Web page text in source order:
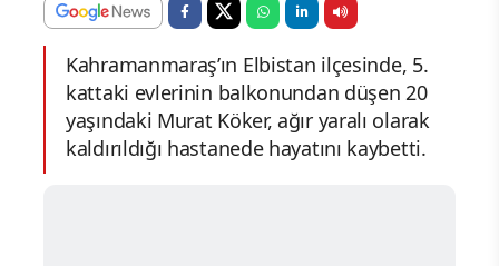
Kahramanmaraş’ın Elbistan ilçesinde, 5.
kattaki evlerinin balkonundan düşen 20
yaşındaki Murat Köker, ağır yaralı olarak
kaldırıldığı hastanede hayatını kaybetti.